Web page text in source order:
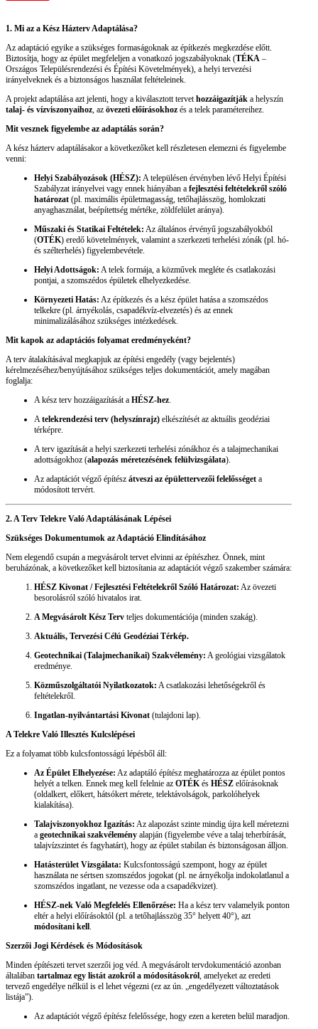
1. Mi az a Kész Házterv Adaptálása?
Az adaptáció egyike a szükséges formaságoknak az építkezés megkezdése előtt.
Biztosítja, hogy az épület megfeleljen a vonatkozó jogszabályoknak (TÉKA –
Országos Településrendezési és Építési Követelmények), a helyi tervezési
irányelveknek és a biztonságos használat feltételeinek.
A projekt adaptálása azt jelenti, hogy a kiválasztott tervethozzáigazítják a helyszín
talaj- és vízviszonyaihoz, az övezeti előírásokhoz és a telek paramétereihez.
Mit vesznek figyelembe az adaptálás során?
A kész házterv adaptálásakor a következőket kell részletesen elemezni és figyelembe
venni:
Helyi Szabályozások (HÉSZ): A településen érvényben lévő Helyi Építési
Szabályzat irányelvei vagy ennek hiányában a fejlesztési feltételekről szóló
határozat (pl. maximális épületmagasság, tetőhajlásszög, homlokzati
anyaghasználat, beépítettség mértéke, zöldfelület aránya).
Műszaki és Statikai Feltételek: Az általános érvényű jogszabályokból
(OTÉK) eredő követelmények, valamint a szerkezeti terhelési zónák (pl. hó-
és szélterhelés) figyelembevétele.
Helyi Adottságok: A telek formája, a közművek megléte és csatlakozási
pontjai, a szomszédos épületek elhelyezkedése.
Környezeti Hatás: Az építkezés és a kész épület hatása a szomszédos
telkekre (pl. árnyékolás, csapadékvíz-elvezetés) és az ennek
minimalizálásához szükséges intézkedések.
Mit kapok az adaptációs folyamat eredményeként?
A terv átalakításával megkapjuk az építési engedély (vagy bejelentés)
kérelmezéséhez/benyújtásához szükséges teljes dokumentációt, amely magában
foglalja:
A kész terv hozzáigazítását a HÉSZ-hez.
Atelekrendezési terv (helyszínrajz) elkészítését az aktuális geodéziai
térképre.
A terv igazítását a helyi szerkezeti terhelési zónákhoz és a talajmechanikai
adottságokhoz (alapozás méretezésének felülvizsgálata).
Az adaptációt végző építész átveszi az épülettervezői felelősséget a
módosított tervért.
2. A Terv Telekre Való Adaptálásának Lépései
Szükséges Dokumentumok az Adaptáció Elindításához
Nem elegendő csupán a megvásárolt tervet elvinni az építészhez. Önnek, mint
beruházónak, a következőket kell biztosítania az adaptációt végző szakember számára:
HÉSZ Kivonat / Fejlesztési Feltételekről Szóló Határozat: Az övezeti
besorolásról szóló hivatalos irat.
A Megvásárolt Kész Terv teljes dokumentációja (minden szakág).
Aktuális, Tervezési Célú Geodéziai Térkép.
Geotechnikai (Talajmechanikai) Szakvélemény: A geológiai vizsgálatok
eredménye.
Közműszolgáltatói Nyilatkozatok: A csatlakozási lehetőségekről és
feltételekről.
Ingatlan-nyilvántartási Kivonat (tulajdoni lap).
A Telekre Való Illesztés Kulcslépései
Ez a folyamat több kulcsfontosságú lépésből áll:
Az Épület Elhelyezése: Az adaptáló építész meghatározza az épület pontos
helyét a telken. Ennek meg kell felelnie az OTÉKés HÉSZ előírásoknak
(oldalkert, előkert, hátsókert mérete, telektávolságok, parkolóhelyek
kialakítása).
Talajviszonyokhoz Igazítás: Az alapozást szinte mindig újra kell méretezni
a geotechnikai szakvélemény alapján (figyelembe véve a talaj teherbírását,
talajvízszintet és fagyhatárt), hogy az épület stabilan és biztonságosan álljon.
Hatásterület Vizsgálata: Kulcsfontosságú szempont, hogy az épület
használata ne sértsen szomszédos jogokat (pl. ne árnyékolja indokolatlanul a
szomszédos ingatlant, ne vezesse oda a csapadékvizet).
HÉSZ-nek Való Megfelelés Ellenőrzése: Ha a kész terv valamelyik ponton
eltér a helyi előírásoktól (pl. a tetőhajlásszög 35° helyett 40°), azt
módosítani kell.
Szerzői Jogi Kérdések és Módosítások
Minden építészeti tervet szerzői jog véd. A megvásárolt tervdokumentáció azonban
általában tartalmaz egy listát azokról a módosításokról, amelyeket az eredeti
tervező engedélye nélkül is el lehet végezni (ez az ún. „engedélyezett változtatások
listája”).
Az adaptációt végző építész felelőssége, hogy ezen a kereten belül maradjon.